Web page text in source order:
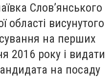
Слов’янського
області висунутого
на перших
2016 року і видати
на посаду